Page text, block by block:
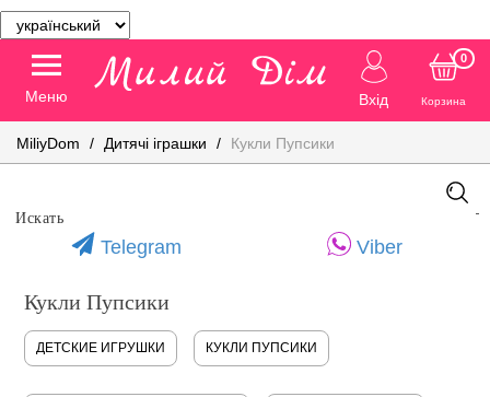
Меню Вхід Корзина
0
MiliyDom Дитячі іграшки Кукли Пупсики
Telegram Viber
Кукли Пупсики
ДЕТСКИЕ ИГРУШКИ КУКЛИ ПУПСИКИ